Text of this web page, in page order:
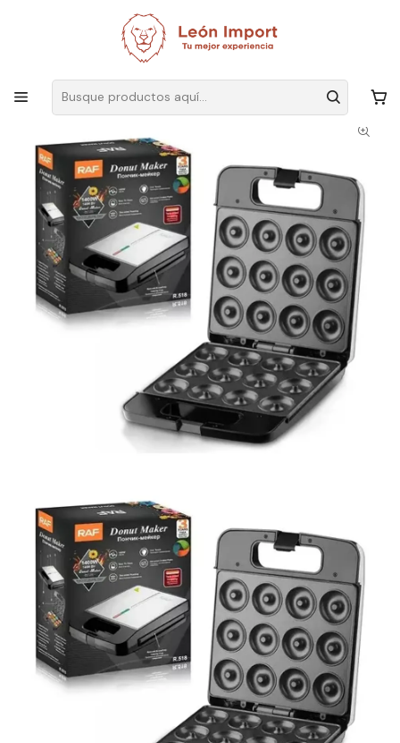
Envíos GRATIS
Cocina Electrodomésticos
Maquina Para Hacer 12 Mini Donas Rosquillas Antiadherente